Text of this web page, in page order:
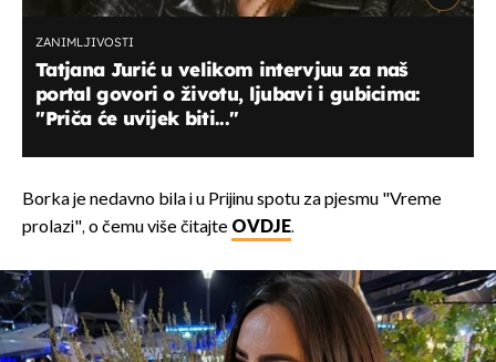
ZANIMLJIVOSTI
Tatjana Jurić u velikom intervjuu za naš
portal govori o životu, ljubavi i gubicima:
''Priča će uvijek biti...''
Borka je nedavno bila i u Prijinu spotu za pjesmu "Vreme
prolazi", o čemu više čitajte OVDJE.